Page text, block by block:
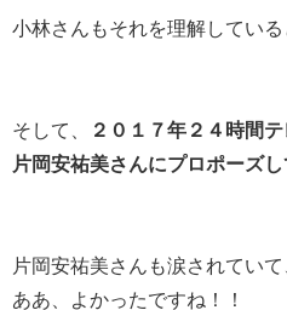
小林さんもそれを理解している
そして、
２０１７年２４時間
片岡安祐美さんにプロポーズ
片岡安祐美さんも涙されてい
ああ、よかったですね！！